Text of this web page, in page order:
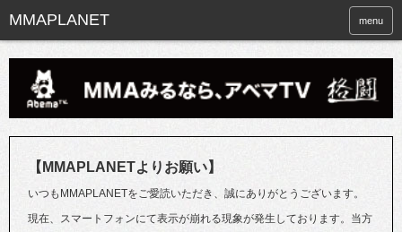
menu
【MMAPLANETよりお願い】
いつもMMAPLANETをご愛読いただき、誠にありがとうございます。
現在、スマートフォンにて表示が崩れる現象が発生しております。当方